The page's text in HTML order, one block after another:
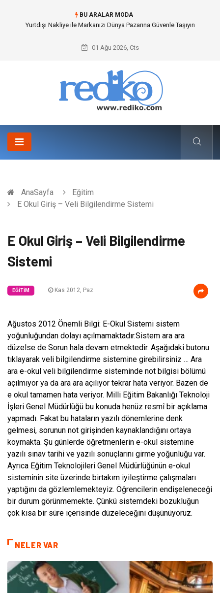
BU ARALAR MODA
İnternetsiz Bir Gün Nedir ve Neden Önemlidir?
01 Ağu 2026, Cts
AnaSayfa
Eğitim
E Okul Giriş – Veli Bilgilendirme Sistemi
E Okul Giriş – Veli Bilgilendirme
Sistemi
EĞITIM Kas 2012, Paz
Ağustos 2012 Önemli Bilgi: E-Okul Sistemi sistem
yoğunluğundan dolayı açılmamaktadır.Sistem ara ara
düzelse de Sorun hala devam etmektedir. Aşağıdaki butonu
tıklayarak veli bilgilendirme sistemine girebilirsiniz … Ara
ara e-okul veli bilgilendirme sisteminde not bilgisi bölümü
açılmıyor ya da ara ara açılıyor tekrar hata veriyor. Bazen de
e okul tamamen hata veriyor. Milli Eğitim Bakanlığı Teknoloji
İşleri Genel Müdürlüğü bu konuda henüz resmî bir açıklama
yapmadı. Fakat bu hataların yazılı dönemlerine denk
gelmesi, sorunun not girişinden kaynaklandığını ortaya
koymakta. Şu günlerde öğretmenlerin e-okul sistemine
yazılı sınav tarihi ve yazılı sonuçlarını girme yoğunluğu var.
Ayrıca Eğitim Teknolojileri Genel Müdürlüğünün e-okul
sisteminin site üzerinde birtakım iyileştirme çalışmaları
yaptığını da gözlemlemekteyiz. Öğrencilerin endişeleneceği
bir durum görünmemekte. Çünkü sistemdeki bozukluğun
çok kısa bir süre içerisinde düzeleceğini düşünüyoruz.
NELER VAR